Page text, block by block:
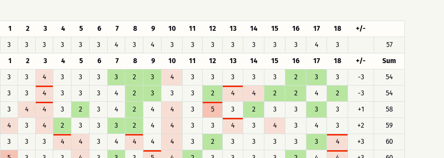
1 2 3 4 5 6 7 8 9 10 11 12 13 14 15 16 17 18
+/-
3 3 3 3 3 3 4 3 4 3 3 3 3 3 3 3 4 3
57
1 2 3 4 5 6 7 8 9 10 11 12 13 14 15 16 17 18 +/-
Sum
3 3 4 3 3 3 3 2 3 4 3 3 3 3 3 2 3 3 -3
54
3 3 4 3 3 3 4 2 3 3 3 2 4 4 2 2 4 2 -3
54
3 4 4 3 2 3 4 2 4 4 3 5 3 2 3 3 3 3 +1
58
4 3 4 2 3 3 3 2 4 4 3 3 4 3 4 3 4 3 +2
59
3 3 3 4 4 3 4 4 4 4 3 2 3 3 3 3 3 4 +3
60